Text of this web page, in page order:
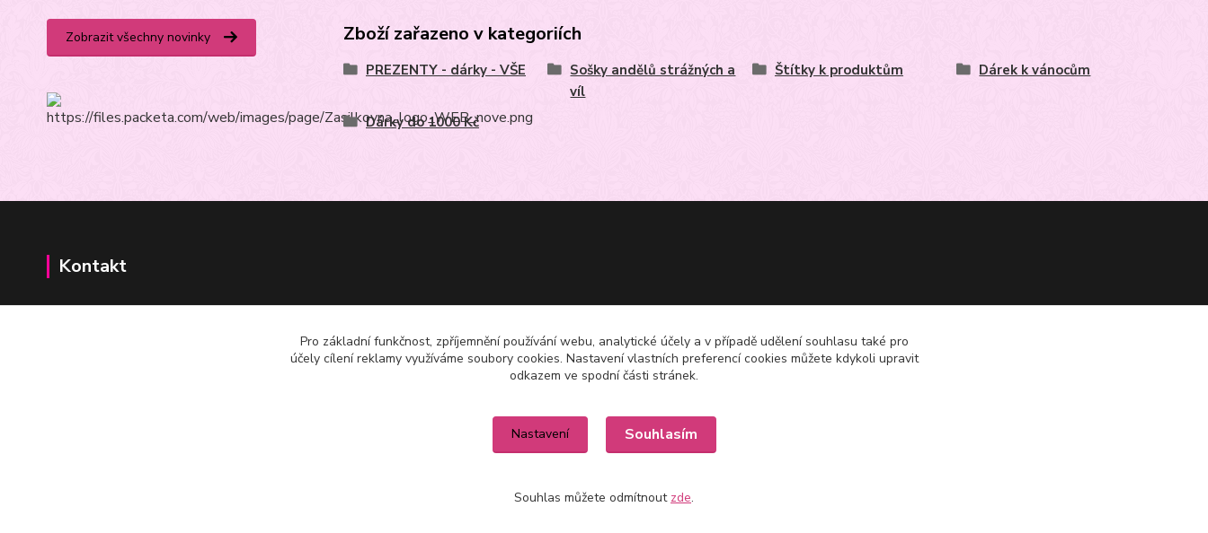
Zobrazit všechny novinky Zboží zařazeno v kategoriích
PREZENTY - dárky - VŠE
Sošky andělů strážných a
víl
Štítky k produktům Dárek k vánocům
Dárky do 1000 Kč
Kontakt
Pro základní funkčnost, zpříjemnění používání webu, analytické účely a v případě udělení souhlasu také pro
účely cílení reklamy využíváme soubory cookies. Nastavení vlastních preferencí cookies můžete kdykoli upravit
odkazem ve spodní části stránek.
Nastavení Souhlasím
Souhlas můžete odmítnout zde.